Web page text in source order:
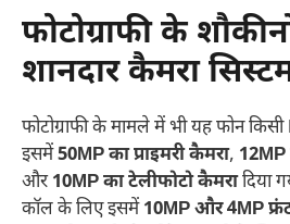
फोटोग्राफी के
शानदार कैमरा
फोटोग्राफी के मामले में भी यह फोन
इसमें50MP का प्राइमरी कैमरा,
और10MP का टेलीफोटो कैमरादिया
कॉल के लिए इसमें10MP और 4MP